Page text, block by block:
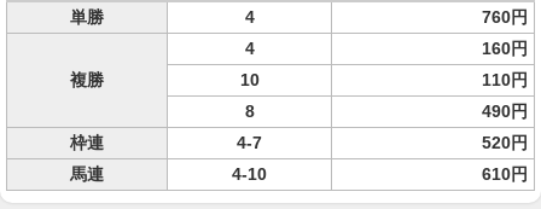
単勝 4 760円
複勝
4
160円
10
110円
8
490円
枠連
4-7
520円
馬連
4-10 610円